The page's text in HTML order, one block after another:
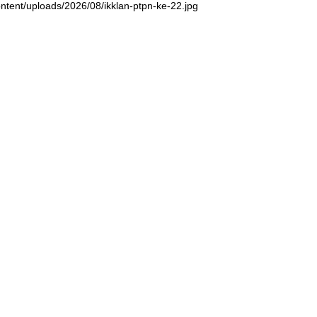
uploads/2026/08/ikklan-ptpn-ke-22.jpg